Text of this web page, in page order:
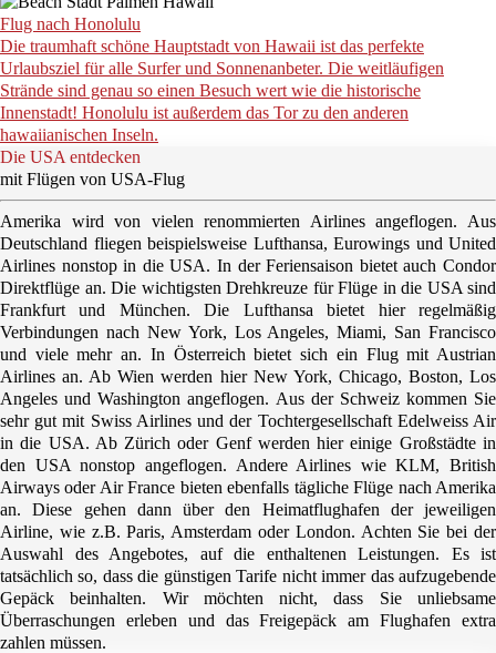
Flug nach Honolulu
Die traumhaft schöne Hauptstadt von Hawaii ist das perfekte
Urlaubsziel für alle Surfer und Sonnenanbeter. Die weitläufigen
Strände sind genau so einen Besuch wert wie die historische
Innenstadt! Honolulu ist außerdem das Tor zu den anderen
hawaiianischen Inseln.
Die USA entdecken
mit Flügen von USA-Flug
Amerika wird von vielenrenommierten Airlines angeflogen. Aus
Deutschland fliegen beispielsweise Lufthansa, Eurowings und United
Airlines nonstop in dieUSA. In der Feriensaison bietet auchCondor
Direktflüge an. Die wichtigsten Drehkreuze für Flüge in die USA sind
Frankfurt und München. Die Lufthansa bietet hier regelmäßig
Verbindungen nach New York, Los Angeles, Miami, San Francisco
und viele mehr an. In Österreich bietet sich ein Flug mit Austrian
Airlines an. Ab Wien werden hier New York, Chicago, Boston, Los
Angeles undWashington angeflogen. Aus der Schweiz kommen Sie
sehr gut mit Swiss Airlinesund der Tochtergesellschaft Edelweiss Air
in die USA. Ab Zürich oder Genf werden hier einige Großstädte in
den USA nonstop angeflogen. Andere Airlines wie KLM, British
Airways oder Air France bieten ebenfalls tägliche Flüge nach Amerika
an. Diese gehen dann über den Heimatflughafen der jeweiligen
Airline, wie z.B. Paris, Amsterdam oder London. Achten Sie bei der
Auswahl des Angebotes, auf die enthaltenen Leistungen. Es ist
tatsächlich so, dass die günstigen Tarife nicht immer das aufzugebende
Gepäck beinhalten. Wir möchten nicht, dass Sie unliebsame
Überraschungen erleben und das Freigepäck am Flughafen extra
zahlen müssen.